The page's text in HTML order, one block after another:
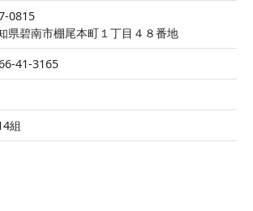
0815
県碧南市棚尾本町１丁目４８番地
41-3165
組